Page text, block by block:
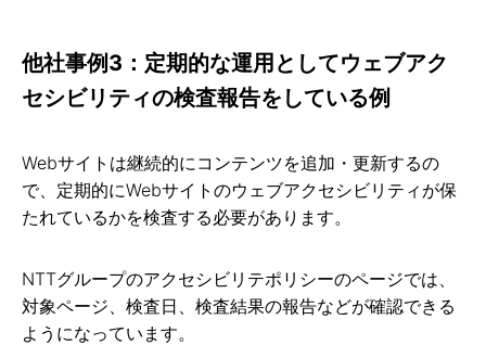
他社事例3：定期的な運用としてウェブアク
セシビリティの検査報告をしている例
Webサイトは継続的にコンテンツを追加・更新するの
で、定期的にWebサイトのウェブアクセシビリティが保
たれているかを検査する必要があります。
NTTグループのアクセシビリテポリシーのページでは、
対象ページ、検査日、検査結果の報告などが確認できる
ようになっています。